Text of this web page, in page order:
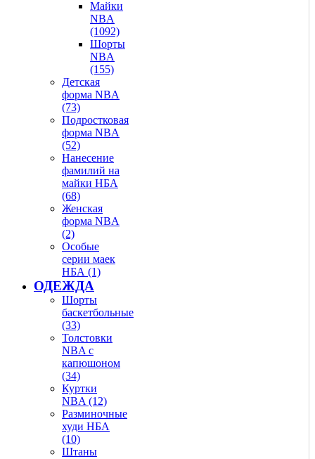
Майки
NBA
(1092)
Шорты
NBA
(155)
Детская
форма NBA
(73)
Подростковая
форма NBA
(52)
Нанесение
фамилий на
майки НБА
(68)
Женская
форма NBA
(2)
Особые
серии маек
НБА (1)
ОДЕЖДА
Шорты
баскетбольные
(33)
Толстовки
NBA с
капюшоном
(34)
Куртки
NBA (12)
Разминочные
худи НБА
(10)
Штаны